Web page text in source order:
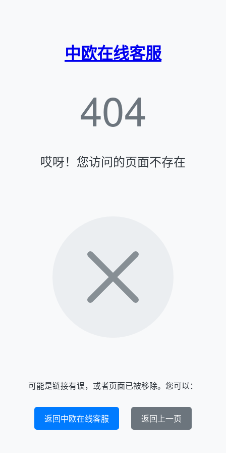
中欧在线客服
404
哎呀！您访问的页面不存在
可能是链接有误，或者页面已被移除。您可以：
返回中欧在线客服 返回上一页